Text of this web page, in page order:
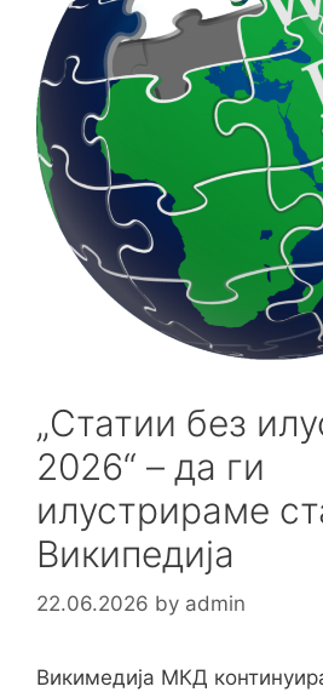
„Статии без
2026“ – да ги
илустрираме
Википедија
22.06.2026 by admin
Викимедија МКД